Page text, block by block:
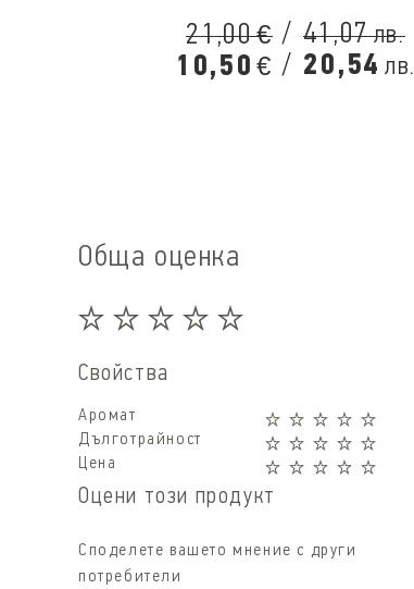
21,00€ / 41,07лв.
10,50 € / 20,54 лв.
Обща оценка
Свойства
Аромат
Дълготрайност
Цена
Оцени този продукт
Споделете вашето мнение с други
потребители